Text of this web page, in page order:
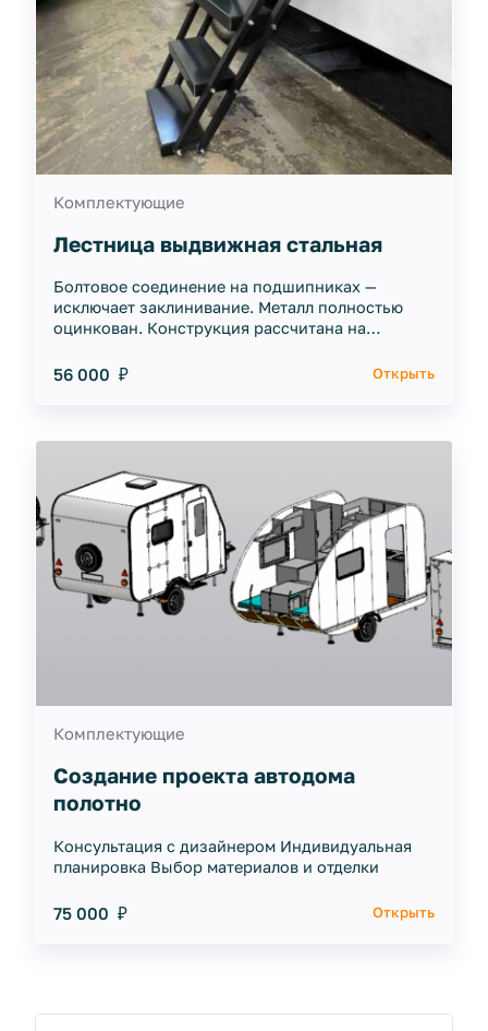
Комплектующие
Лестница выдвижная стальная
Болтовое соединение на подшипниках —
исключает заклинивание. Металл полностью
оцинкован. Конструкция рассчитана на
56 000 ₽ Открыть
Комплектующие
Создание проекта автодома
полотно
Консультация с дизайнером Индивидуальная
планировка Выбор материалов и отделки
75 000 ₽ Открыть